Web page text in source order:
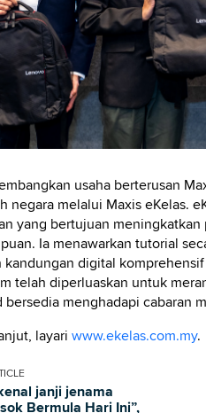
usaha berterusan
negara melalui Maxis eKelas.
yang bertujuan
Ia menawarkan tutorial
kandungan digital
telah diperluaskan untuk
menghadapi cabaran
layari www.ekelas.com.my.
janji jenama
Bermula Hari Ini”,